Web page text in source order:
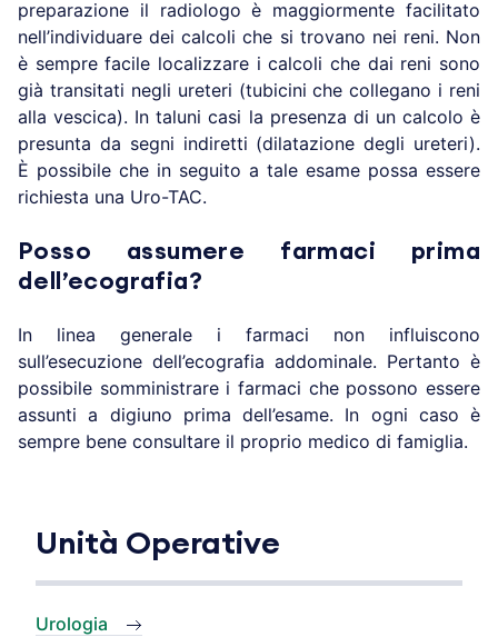
preparazione il radiologo è maggiormente facilitato
nell’individuare dei calcoli che si trovano nei reni. Non
è sempre facile localizzare i calcoli che dai reni sono
già transitati negli ureteri (tubicini che collegano i reni
alla vescica). In taluni casi la presenza di un calcolo è
presunta da segni indiretti (dilatazione degli ureteri).
È possibile che in seguito a tale esame possa essere
richiesta una Uro-TAC.
Posso assumere farmaci prima
dell’ecografia?
In linea generale i farmaci non influiscono
sull’esecuzione dell’ecografia addominale. Pertanto è
possibile somministrare i farmaci che possono essere
assunti a digiuno prima dell’esame. In ogni caso è
sempre bene consultare il proprio medico di famiglia.
Unità Operative
Urologia